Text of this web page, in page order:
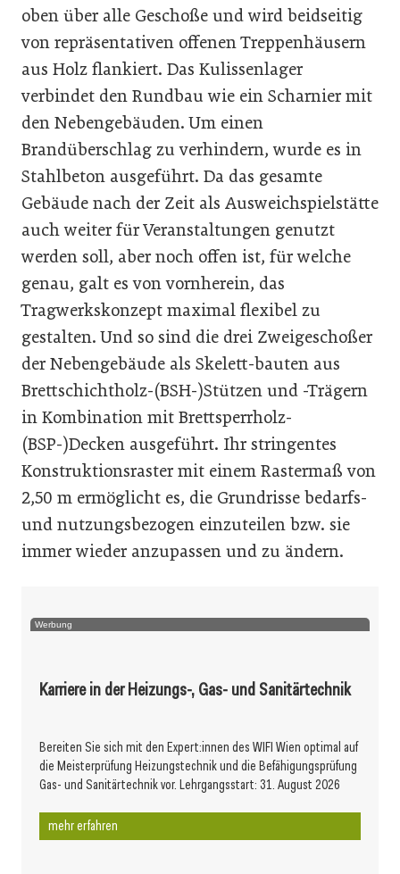
oben über alle Geschoße und wird beidseitig
von repräsentativen offenen Treppenhäusern
aus Holz ﬂankiert. Das Kulissenlager
verbindet den Rundbau wie ein Scharnier mit
den Nebengebäuden. Um einen
Brandüberschlag zu verhindern, wurde es in
Stahlbeton ausgeführt. Da das gesamte
Gebäude nach der Zeit als Ausweichspielstätte
auch weiter für Veranstaltungen genutzt
werden soll, aber noch offen ist, für welche
genau, galt es von vornherein, das
Tragwerkskonzept maximal ﬂexibel zu
gestalten. Und so sind die drei Zweigeschoßer
der Nebengebäude als Skelett-bauten aus
Brettschichtholz-(BSH-)Stützen und -Trägern
in Kombination mit Brettsperrholz-
(BSP-)Decken ausgeführt. Ihr stringentes
Konstruktionsraster mit einem Rastermaß von
2,50 m ermöglicht es, die Grundrisse bedarfs-
und nutzungsbezogen einzuteilen bzw. sie
immer wieder anzupassen und zu ändern.
Werbung
Karriere in der Heizungs-, Gas- und Sanitärtechnik
Bereiten Sie sich mit den Expert:innen des WIFI Wien optimal auf
die Meisterprüfung Heizungstechnik und die Befähigungsprüfung
Gas- und Sanitärtechnik vor. Lehrgangsstart: 31. August 2026
mehr erfahren